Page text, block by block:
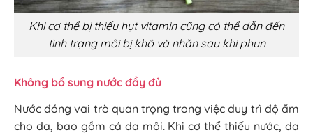
Khi cơ thể bị thiếu hụt vitamin cũng có thể dẫn đến
tình trạng môi bị khô và nhăn sau khi phun
Không bổ sung nước đầy đủ
Nước đóng vai trò quan trọng trong việc duy trì độ ẩm
cho da, bao gồm cả da môi. Khi cơ thể thiếu nước, da